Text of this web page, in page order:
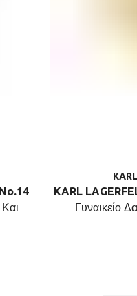
KARL
Γυναικείο